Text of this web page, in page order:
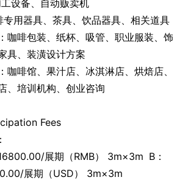
设备、自动贩卖机
专用器具、茶具、饮品器具、相关道具
咖啡包装、纸杯、吸管、职业服装、饰
具、装潢设计方案
咖啡馆、果汁店、冰淇淋店、烘焙店、
、培训机构、创业咨询
Fees
展期（RMB） 3m×3m B：
展期（USD） 3m×3m